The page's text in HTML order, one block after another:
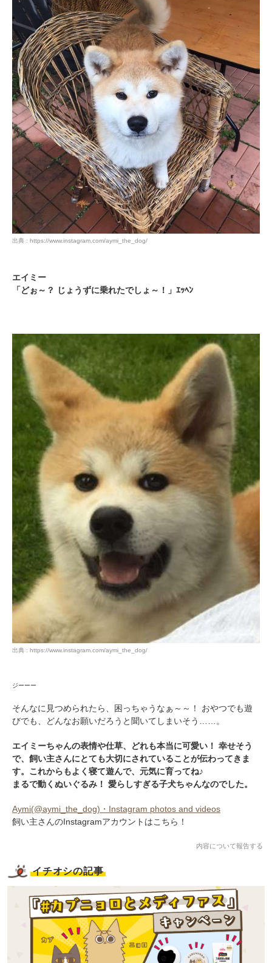
出典 : https://www.instagram.com/aymi_the_dog/
エイミー
「どぉ～？ じょうずに乗れたでしょ～！」ｴｯﾍﾝ
出典 : https://www.instagram.com/aymi_the_dog/
ジーーー
そんなに見つめられたら、困っちゃうなぁ～～！ おやつでも遊
びでも、どんなお願いだろうと聞いてしまいそう……。
エイミーちゃんの表情や仕草、どれも本当に可愛い！ 幸せそう
で、飼い主さんにとても大切にされていることが伝わってきま
す。これからもよく寝て遊んで、元気に育ってね♪
まるで動くぬいぐるみ！ 愛らしすぎる子犬ちゃんなのでした。
Aymi(@aymi_the_dog)・Instagram photos and videos
飼い主さんのInstagramアカウントはこちら！
内容について報告する
イチオシの記事